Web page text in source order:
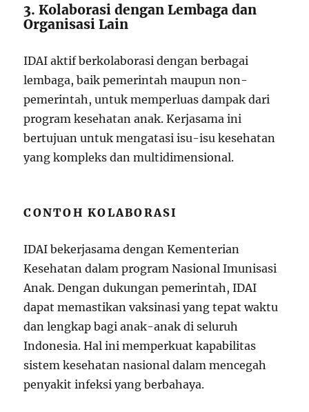
3. Kolaborasi dengan Lembaga dan
Organisasi Lain
IDAI aktif berkolaborasi dengan berbagai
lembaga, baik pemerintah maupun non-
pemerintah, untuk memperluas dampak dari
program kesehatan anak. Kerjasama ini
bertujuan untuk mengatasi isu-isu kesehatan
yang kompleks dan multidimensional.
CONTOH KOLABORASI
IDAI bekerjasama dengan Kementerian
Kesehatan dalam program Nasional Imunisasi
Anak. Dengan dukungan pemerintah, IDAI
dapat memastikan vaksinasi yang tepat waktu
dan lengkap bagi anak-anak di seluruh
Indonesia. Hal ini memperkuat kapabilitas
sistem kesehatan nasional dalam mencegah
penyakit infeksi yang berbahaya.